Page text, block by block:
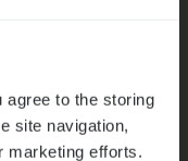
agree to the storing
site navigation,
marketing efforts.